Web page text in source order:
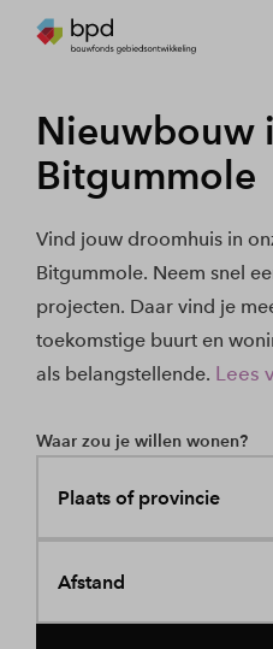
Nieuwbouw
Bitgummole
Vind jouw droomhuis in
Bitgummole. Neem snel
projecten. Daar vind je
toekomstige buurt en
als belangstellende. Lees
Waar zou je willen wonen?
Plaats of provincie
Afstand